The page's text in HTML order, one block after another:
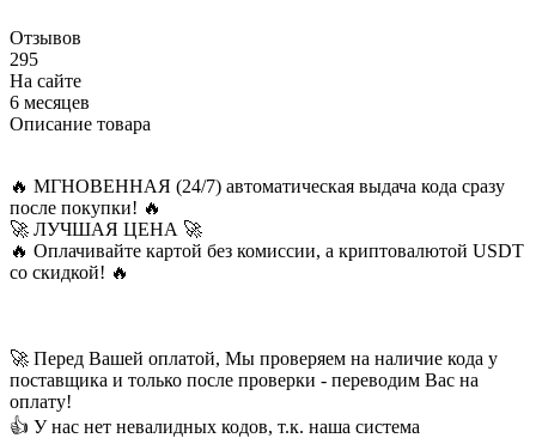
Отзывов
295
На сайте
6 месяцев
Описание товара
🔥 МГНОВЕННАЯ (24/7) автоматическая выдача кода сразу
после покупки! 🔥
🚀 ЛУЧШАЯ ЦЕНА 🚀
🔥 Оплачивайте картой без комиссии, а криптовалютой USDT
со скидкой! 🔥
🚀 Перед Вашей оплатой, Мы проверяем на наличие кода у
поставщика и только после проверки - переводим Вас на
оплату!
👍 У нас нет невалидных кодов, т.к. наша система